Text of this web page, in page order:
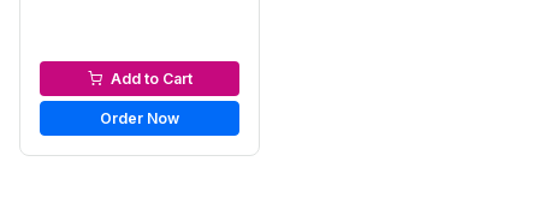
Serums & Essences
Add to Cart
Order Now